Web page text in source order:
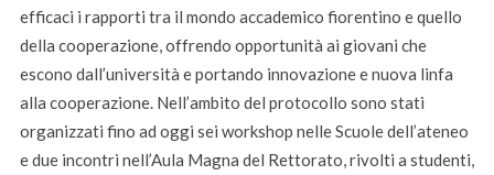
efficaci i rapporti tra il mondo accademico fiorentino e quello
della cooperazione, offrendo opportunità ai giovani che
escono dall’università e portando innovazione e nuova linfa
alla cooperazione. Nell’ambito del protocollo sono stati
organizzati fino ad oggi sei workshop nelle Scuole dell’ateneo
e due incontri nell’Aula Magna del Rettorato, rivolti a studenti,